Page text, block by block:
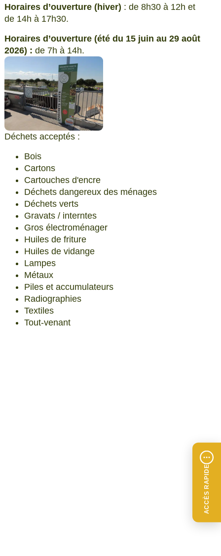
ACCÈS RAPIDE
Horaires d’ouverture (hiver) : de 8h30 à 12h et
de 14h à 17h30.
Horaires d’ouverture (été du 15 juin au 29 août
2026) : de 7h à 14h.
Déchets acceptés :
Bois
Cartons
Cartouches d'encre
Déchets dangereux des ménages
Déchets verts
Gravats / interntes
Gros électroménager
Huiles de friture
Huiles de vidange
Lampes
Métaux
Piles et accumulateurs
Radiographies
Textiles
Tout-venant